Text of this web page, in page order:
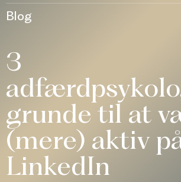
Blog
3
grunde til at
(mere) aktiv
LinkedIn